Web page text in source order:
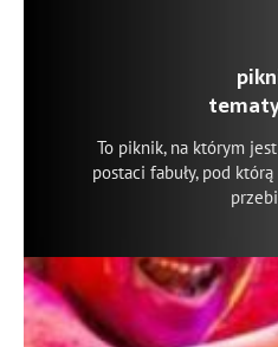
To piknik, na którym
postaci fabuły, pod